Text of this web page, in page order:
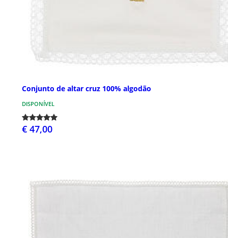
Conjunto de altar cruz 100% algodão
DISPONÍVEL
€ 47,00